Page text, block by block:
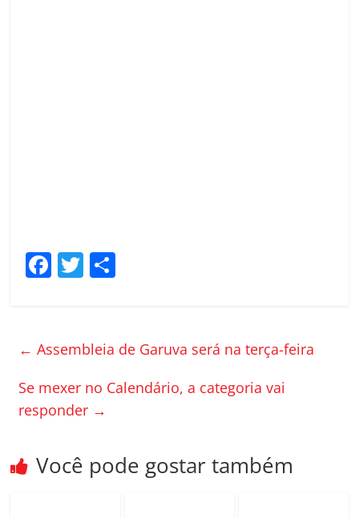
F
e
o
o
T
er p
til
← Assembleia de Garuva será na terça-feira
Se mexer no Calendário, a categoria vai
responder →
Você pode gostar também